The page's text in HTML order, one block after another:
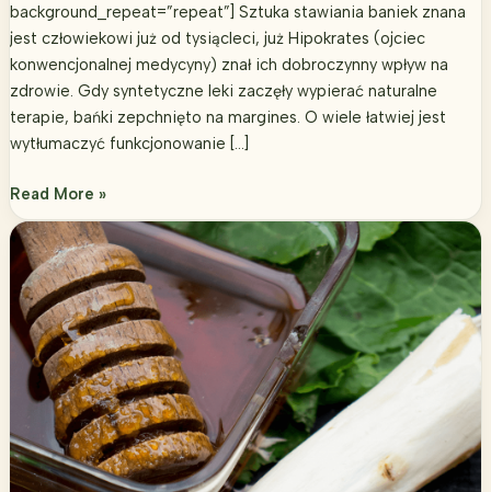
background_repeat=”repeat”] Sztuka stawiania baniek znana
jest człowiekowi już od tysiącleci, już Hipokrates (ojciec
konwencjonalnej medycyny) znał ich dobroczynny wpływ na
zdrowie. Gdy syntetyczne leki zaczęły wypierać naturalne
terapie, bańki zepchnięto na margines. O wiele łatwiej jest
wytłumaczyć funkcjonowanie […]
Jak
postawić
bańki
lekarskie?
Read More »